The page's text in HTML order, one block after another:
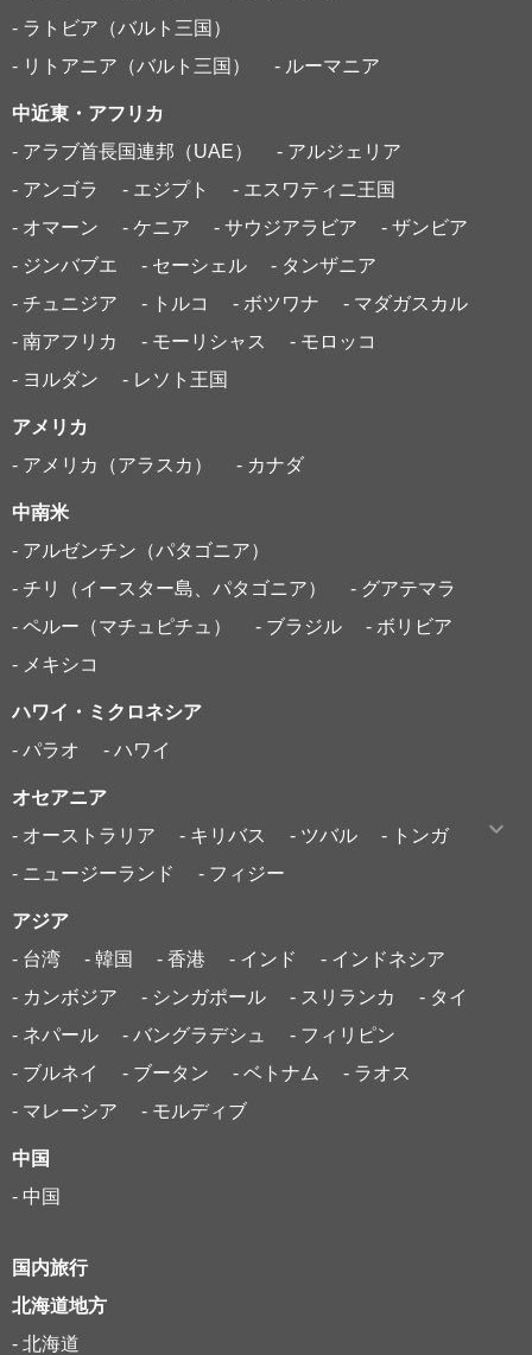
- ラトビア（バルト三国）
- リトアニア（バルト三国）
- ルーマニア
中近東・アフリカ
- アラブ首長国連邦（UAE）
- アルジェリア
- アンゴラ
- エジプト
- エスワティニ王国
- オマーン
- ケニア - サウジアラビア
- ザンビア
- ジンバブエ
- セーシェル
- タンザニア
- チュニジア
- トルコ - ボツワナ
- マダガスカル
- 南アフリカ
- モーリシャス
- モロッコ
- ヨルダン
- レソト王国
アメリカ
- アメリカ（アラスカ）
- カナダ
中南米
- アルゼンチン（パタゴニア）
- チリ（イースター島、パタゴニア）
- グアテマラ
- ペルー（マチュピチュ）
- ブラジル
- ボリビア
- メキシコ
ハワイ・ミクロネシア
- パラオ
- ハワイ
オセアニア
- オーストラリア
- キリバス - ツバル
- トンガ
- ニュージーランド
- フィジー
アジア
- 台湾
- 韓国 - 香港 - インド
- インドネシア
- カンボジア
- シンガポール - スリランカ
- タイ
- ネパール
- バングラデシュ
- フィリピン
- ブルネイ
- ブータン - ベトナム
- ラオス
- マレーシア
- モルディブ
中国
- 中国
国内旅行
北海道地方
- 北海道